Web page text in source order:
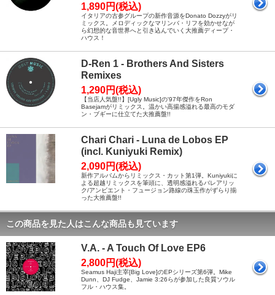
1,890円(税込)
イタリアの古参グループの新作音源をDonato Dozzyがリ
ミックス。メロディックなマリンバ・リフを効かせなが
ら幻想的な音世界へと引き込んでいく大推薦ディープ・
ハウス！
D-Ren 1 - Brothers And Sisters
Remixes
1,290円(税込)
【当店人気盤!!】[Ugly Music]の'97年傑作をRon
Basejamがリミックス。温かい高揚感溢れる最高のモダ
ン・ブギーに仕立てた大推薦盤!!
Chari Chari - Luna de Lobos EP
(incl. Kuniyuki Remix)
2,090円(税込)
新作アルバムからリミックス・カット第1弾。Kuniyukiに
よる超越リミックスを筆頭に、透明感溢れるバレアリッ
ク/アンビエント・フュージョン路線の珠玉作がずらり揃
った大推薦盤!!
この商品を見た人はこんな商品も見ています
V.A. - A Touch Of Love EP6
2,800円(税込)
Seamus Haji主宰[Big Love]のEPシリーズ第6弾。Mike
Dunn、DJ Fudge、Jamie 3:26らが参加した良質ソウル
フル・ハウス集。